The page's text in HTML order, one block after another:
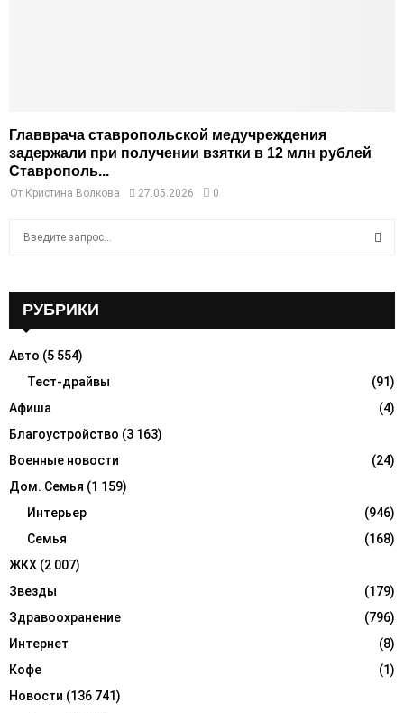
Главврача ставропольской медучреждения
задержали при получении взятки в 12 млн рублей
Ставрополь...
От Кристина Волкова 27.05.2026 0
o
R
C
H
РУБРИКИ
Авто (5 554)
Тест-драйвы
(91)
Афиша
(4)
Благоустройство (3 163)
Военные новости
(24)
Дом. Семья (1 159)
Интерьер
(946)
Семья
(168)
ЖКХ (2 007)
Звезды
(179)
Здравоохранение
(796)
Интернет
(8)
Кофе
(1)
Новости (136 741)